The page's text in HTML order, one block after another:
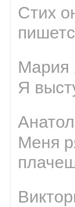
Стих
Мария
Я
Меня